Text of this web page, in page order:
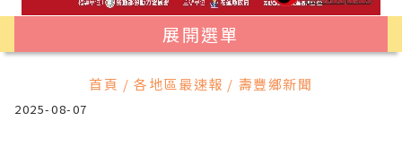
展開選單
首頁 / 各地區最速報 / 壽豐鄉新聞
2025-08-07